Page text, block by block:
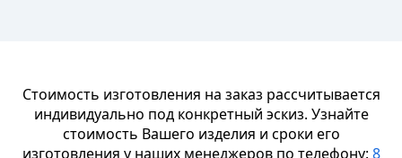
Стоимость изготовления на заказ рассчитывается
индивидуально под конкретный эскиз. Узнайте
стоимость Вашего изделия и сроки его
изготовления у наших менеджеров по телефону: 8